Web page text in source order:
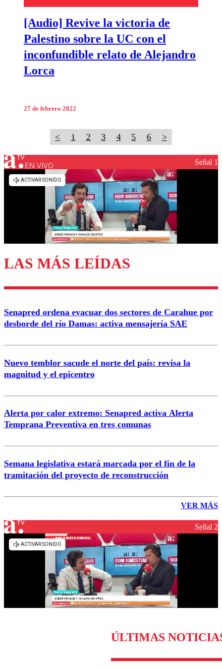
[Audio] Revive la victoria de
Palestino sobre la UC con el
inconfundible relato de Alejandro
Lorca
27 de febrero 2022
< 1 2 3 4 5 6 >
EN VIVO Señal 1
LAS MÁS LEÍDAS
Senapred ordena evacuar dos sectores de Carahue por
desborde del río Damas: activa mensajería SAE
Nuevo temblor sacude el norte del país: revisa la
magnitud y el epicentro
Alerta por calor extremo: Senapred activa Alerta
Temprana Preventiva en tres comunas
Semana legislativa estará marcada por el fin de la
tramitación del proyecto de reconstrucción
VER MÁS
Señal 2
ÚLTIMAS